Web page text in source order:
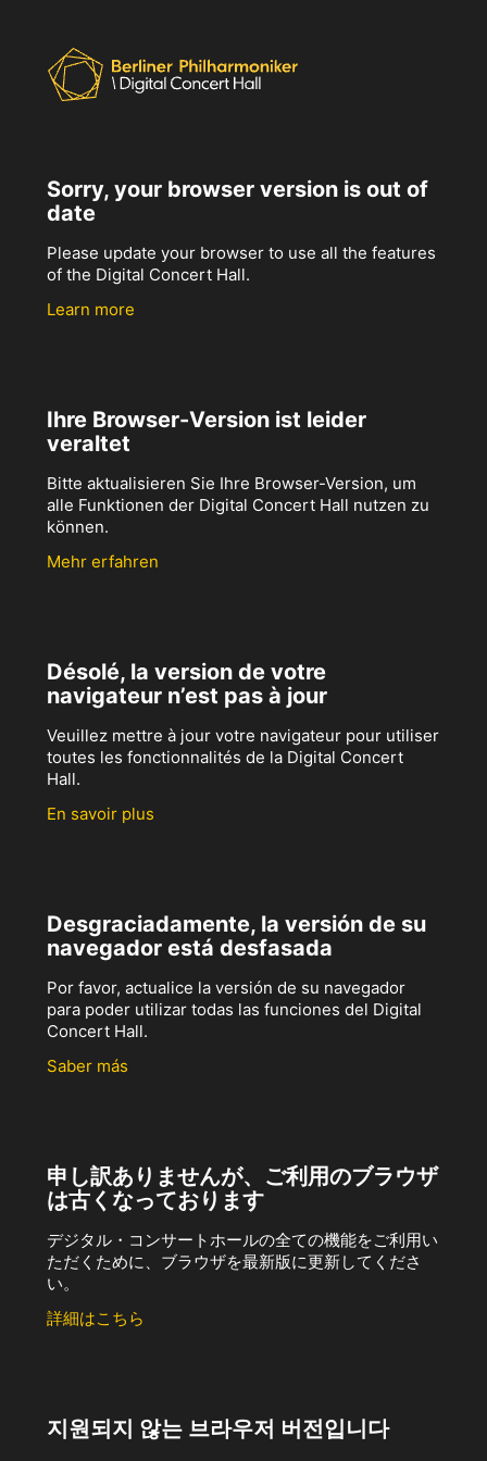
Sorry, your browser version is out of
date
Please update your browser to use all the features
of the Digital Concert Hall.
Learn more
Ihre Browser-Version ist leider
veraltet
Bitte aktualisieren Sie Ihre Browser-Version, um
alle Funktionen der Digital Concert Hall nutzen zu
können.
Mehr erfahren
Désolé, la version de votre
navigateur n’est pas à jour
Veuillez mettre à jour votre navigateur pour utiliser
toutes les fonctionnalités de la Digital Concert
Hall.
En savoir plus
Desgraciadamente, la versión de su
navegador está desfasada
Por favor, actualice la versión de su navegador
para poder utilizar todas las funciones del Digital
Concert Hall.
Saber más
申し訳ありませんが、ご利用のブラウザ
は古くなっております
デジタル・コンサートホールの全ての機能をご利用い
ただくために、ブラウザを最新版に更新してくださ
い。
詳細はこちら
지원되지 않는 브라우저 버전입니다